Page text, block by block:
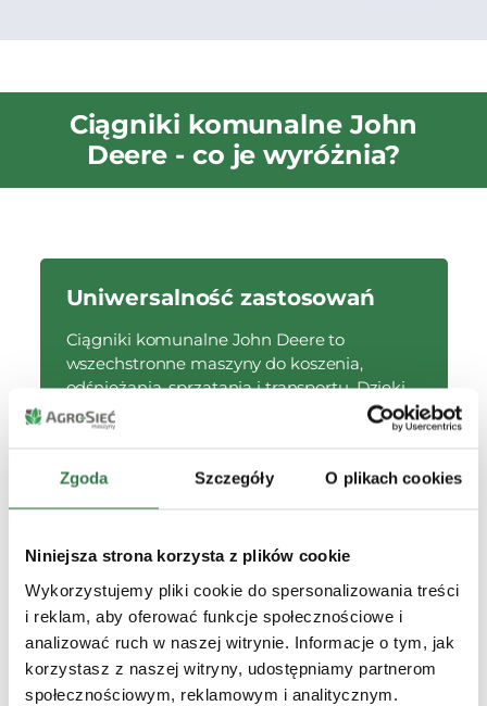
Zgoda Szczegóły O plikach cookies
Niniejsza strona korzysta z plików cookie
Wykorzystujemy pliki cookie do spersonalizowania treści
i reklam, aby oferować funkcje społecznościowe i
analizować ruch w naszej witrynie. Informacje o tym, jak
korzystasz z naszej witryny, udostępniamy partnerom
społecznościowym, reklamowym i analitycznym.
Ciągniki komunalne John
Deere - co je wyróżnia?
Uniwersalność zastosowań
Ciągniki komunalne John Deere to
wszechstronne maszyny do koszenia,
odśnieżania, sprzątania i transportu. Dzięki
szerokiemu wyborowi osprzętu można je
dostosować do pracy przez cały rok, a
wymianę narzędzi.
Kompaktowa budowa i mały promień
skrętu sprawiają, że ciągniki te świetnie
radzą sobie w ciasnych przestrzeniach,
takich jak np. alejki. Ich mobilność ułatwia